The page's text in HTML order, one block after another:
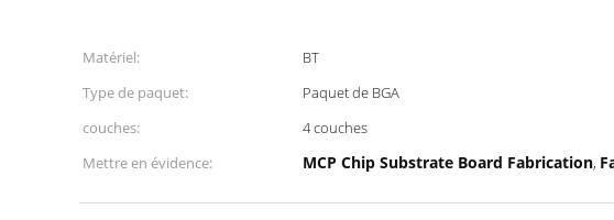
Matériel: BT
Type de paquet:
Paquet de BGA
couches:
4 couches
Mettre en évidence:
MCP Chip Substrate Board Fabrication,